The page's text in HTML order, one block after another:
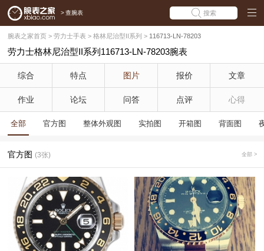
> 查腕表 搜索
腕表之家首页 > 劳力士手表 > 格林尼治型II系列 > 116713-LN-78203
劳力士格林尼治型II系列116713-LN-78203腕表
综合 特点 图片 报价 文章
作业 论坛 问答 点评 心得
全部 官方图 整体外观图 实拍图 开箱图 背面图
官方图 (3张) 全部 >